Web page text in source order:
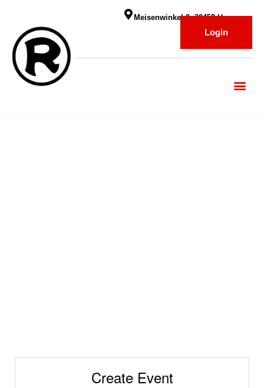
Meisenwinkel 9, 30459 Hannover
Login
Create Event